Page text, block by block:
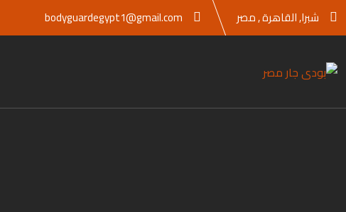
Skip شبرا, القاهرة , مصر bodyguardegypt1@gmail.com